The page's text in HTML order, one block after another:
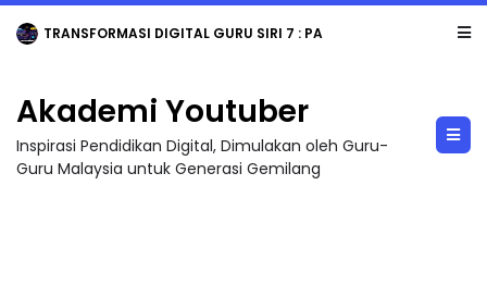
TRANSFORMASI DIGITAL GURU SIRI 7 : PAHLAWAN DIGITAL PENYELAMAT DUNIA
Akademi Youtuber
Inspirasi Pendidikan Digital, Dimulakan oleh Guru-
Guru Malaysia untuk Generasi Gemilang